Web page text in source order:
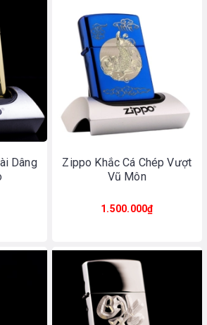
Dâng
Zippo Khắc Cá Chép Vượt
Vũ Môn
1.500.000₫